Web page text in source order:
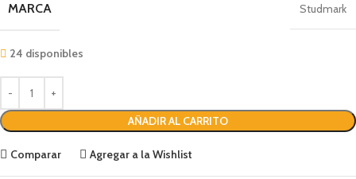
MARCA Studmark
24 disponibles
AÑADIR AL CARRITO
Comparar Agregar a la Wishlist